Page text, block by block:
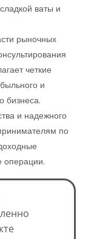
ваты и
рыночных
четкие
и
бизнеса.
и надежного
по
операции.